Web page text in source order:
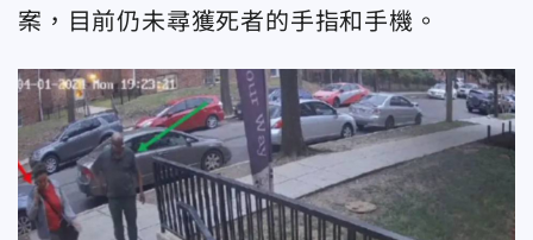
案，目前仍未尋獲死者的手指和手機。